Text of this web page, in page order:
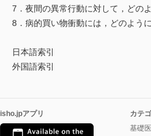
7．夜間の異常行動に対して，ど
8．病的買い物衝動には，どのよう
日本語索引
外国語索引
isho.jpアプリ
カテ
基礎